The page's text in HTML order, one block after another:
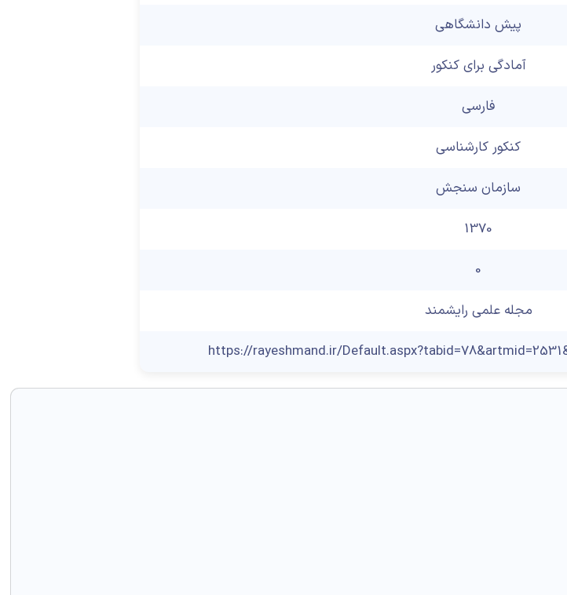
پیش دانشگاهی
آمادگی برای کنکور
فارسی
کنکور کارشناسی
سازمان سنجش
1370
0
مجله علمی رایشمند
https://rayeshmand.ir/